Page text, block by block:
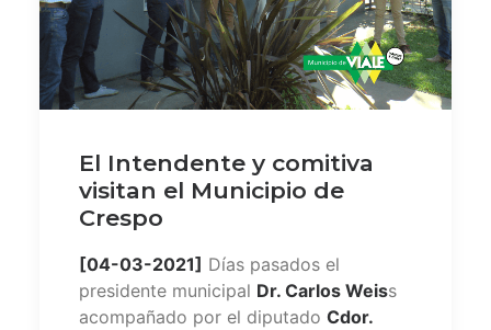
El Intendente y comitiva
visitan el Municipio de
Crespo
[04-03-2021] Días pasados el
presidente municipal Dr. Carlos Weiss
acompañado por el diputado Cdor.